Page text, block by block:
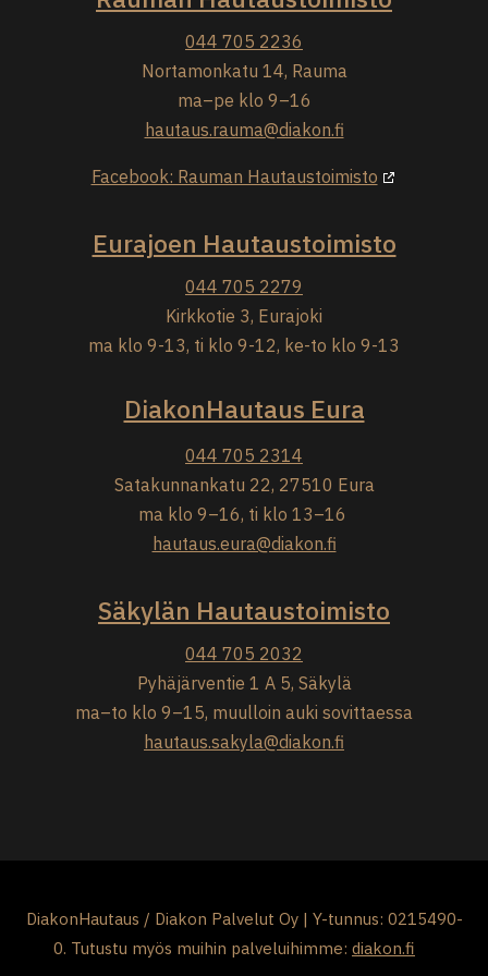
044 705 2236
Nortamonkatu 14, Rauma
ma–pe klo 9–16
hautaus.rauma@diakon.fi
Facebook: Rauman Hautaustoimisto
Eurajoen Hautaustoimisto
044 705 2279
Kirkkotie 3, Eurajoki
ma klo 9-13, ti klo 9-12, ke-to klo 9-13
DiakonHautaus Eura
044 705 2314
Satakunnankatu 22, 27510 Eura
ma klo 9–16, ti klo 13–16
hautaus.eura@diakon.fi
Säkylän Hautaustoimisto
044 705 2032
Pyhäjärventie 1 A 5, Säkylä
ma–to klo 9–15, muulloin auki sovittaessa
hautaus.sakyla@diakon.fi
DiakonHautaus / Diakon Palvelut Oy | Y-tunnus: 0215490-
0. Tutustu myös muihin palveluihimme: diakon.fi